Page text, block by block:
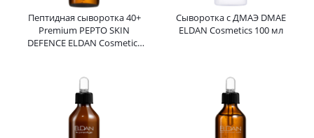
Пептидная сыворотка 40+
Premium PEPTO SKIN
DEFENCE ELDAN Cosmetics
Сыворотка с ДМАЭ DMAE
ELDAN Cosmetics 100 мл